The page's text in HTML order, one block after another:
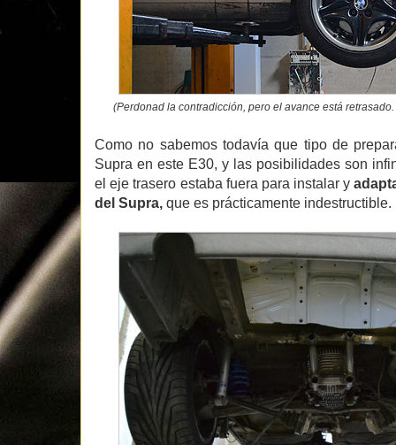
(Perdonad la contradicción, pero el avance está
Como no sabemos todavía que tipo de
Supra en este E30, y las posibilidades son
el eje trasero estaba fuera para instalar y
del Supra, que es prácticamente